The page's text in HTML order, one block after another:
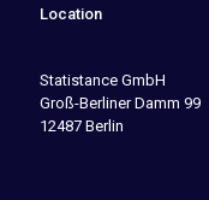
Location
Statistance GmbH
Groß-Berliner Damm 99
12487 Berlin